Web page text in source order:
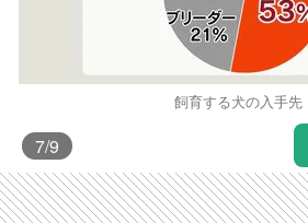
飼育する犬の入手先
7/9